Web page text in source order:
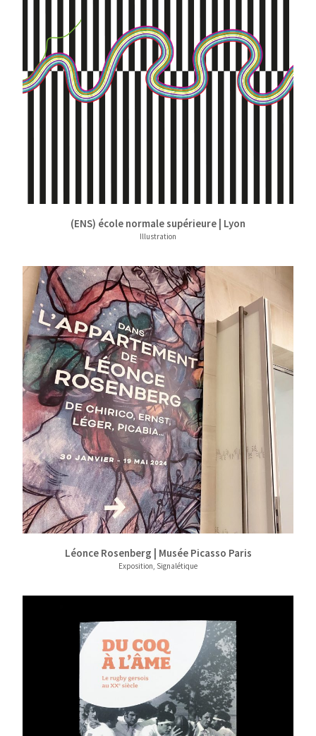
(ENS) école normale supérieure | Lyon
Illustration
Léonce Rosenberg | Musée Picasso Paris
Exposition, Signalétique